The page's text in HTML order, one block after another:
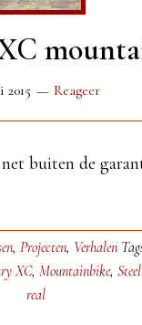
2015 Reageer
buiten de
, Projecten, Verhalen
XC, Mountainbike,
real